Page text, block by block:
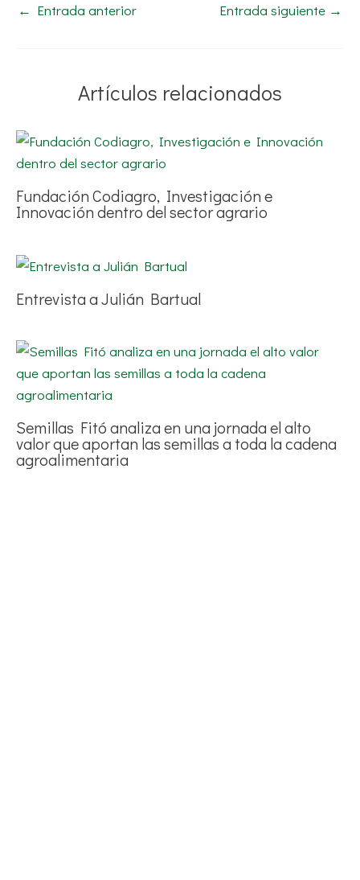
← Entrada anterior Entrada siguiente →
Artículos relacionados
Fundación Codiagro, Investigación e
Innovación dentro del sector agrario
Entrevista a Julián Bartual
Semillas Fitó analiza en una jornada el alto
valor que aportan las semillas a toda la cadena
agroalimentaria